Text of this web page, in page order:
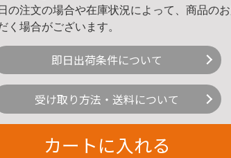
の注文の場合や在庫状況によって、商品の
く場合がございます。
即日出荷条件について
受け取り方法・送料について
カートに入れる